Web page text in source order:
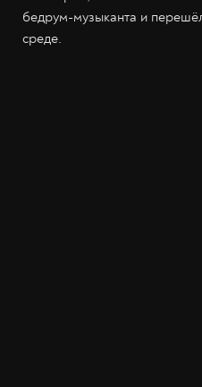
бедрум-музыканта и
среде.